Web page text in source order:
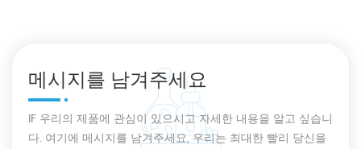
메시지를 남겨주세요
IF 우리의 제품에 관심이 있으시고 자세한 내용을 알고 싶습니
다. 여기에 메시지를 남겨주세요, 우리는 최대한 빨리 당신을